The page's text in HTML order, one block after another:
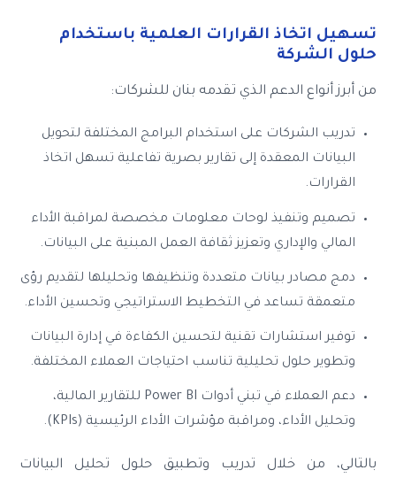
تسهيل اتخاذ القرارات العلمية باستخدام
حلول الشركة
من أبرز أنواع الدعم الذي تقدمه بنان للشركات:
تدريب الشركات على استخدام البرامج المختلفة لتحويل
البيانات المعقدة إلى تقارير بصرية تفاعلية تسهل اتخاذ
القرارات.
تصميم وتنفيذ لوحات معلومات مخصصة لمراقبة الأداء
المالي والإداري وتعزيز ثقافة العمل المبنية على البيانات.
دمج مصادر بيانات متعددة وتنظيفها وتحليلها لتقديم رؤى
متعمقة تساعد في التخطيط الاستراتيجي وتحسين الأداء.
توفير استشارات تقنية لتحسين الكفاءة في إدارة البيانات
وتطوير حلول تحليلية تناسب احتياجات العملاء المختلفة.
دعم العملاء في تبني أدوات Power BI للتقارير المالية،
وتحليل الأداء، ومراقبة مؤشرات الأداء الرئيسية (KPIs).
بالتالي، من خلال تدريب وتطبيق حلول تحليل البيانات